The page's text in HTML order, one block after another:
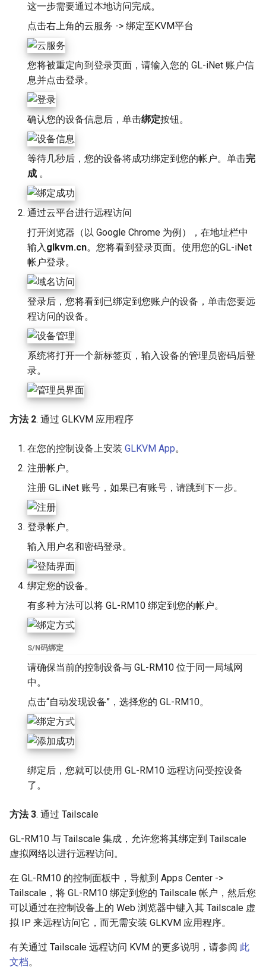
这一步需要通过本地访问完成。
点击右上角的云服务 -> 绑定至KVM平台
您将被重定向到登录页面，请输入您的 GL-iNet 账户信
息并点击登录。
确认您的设备信息后，单击绑定按钮。
等待几秒后，您的设备将成功绑定到您的帐户。单击完
成 。
通过云平台进行远程访问
打开浏览器（以 Google Chrome 为例），在地址栏中
输入glkvm.cn。您将看到登录页面。使用您的GL-iNet
帐户登录。
登录后，您将看到已绑定到您账户的设备，单击您要远
程访问的设备。
系统将打开一个新标签页，输入设备的管理员密码后登
录。
方法 2. 通过 GLKVM 应用程序
在您的控制设备上安装 GLKVM App。
注册帐户。
注册 GL.iNet 账号，如果已有账号，请跳到下一步。
登录帐户。
输入用户名和密码登录。
绑定您的设备。
有多种方法可以将 GL-RM10 绑定到您的帐户。
S/N码绑定
请确保当前的控制设备与 GL-RM10 位于同一局域网
中。
点击“自动发现设备”，选择您的 GL-RM10。
绑定后，您就可以使用 GL-RM10 远程访问受控设备
了。
方法 3. 通过 Tailscale
GL-RM10 与 Tailscale 集成，允许您将其绑定到 Tailscale
虚拟网络以进行远程访问。
在 GL-RM10 的控制面板中，导航到 Apps Center ->
Tailscale，将 GL-RM10 绑定到您的 Tailscale 帐户，然后您
可以通过在控制设备上的 Web 浏览器中键入其 Tailscale 虚
拟 IP 来远程访问它，而无需安装 GLKVM 应用程序。
有关通过 Tailscale 远程访问 KVM 的更多说明，请参阅 此
文档。